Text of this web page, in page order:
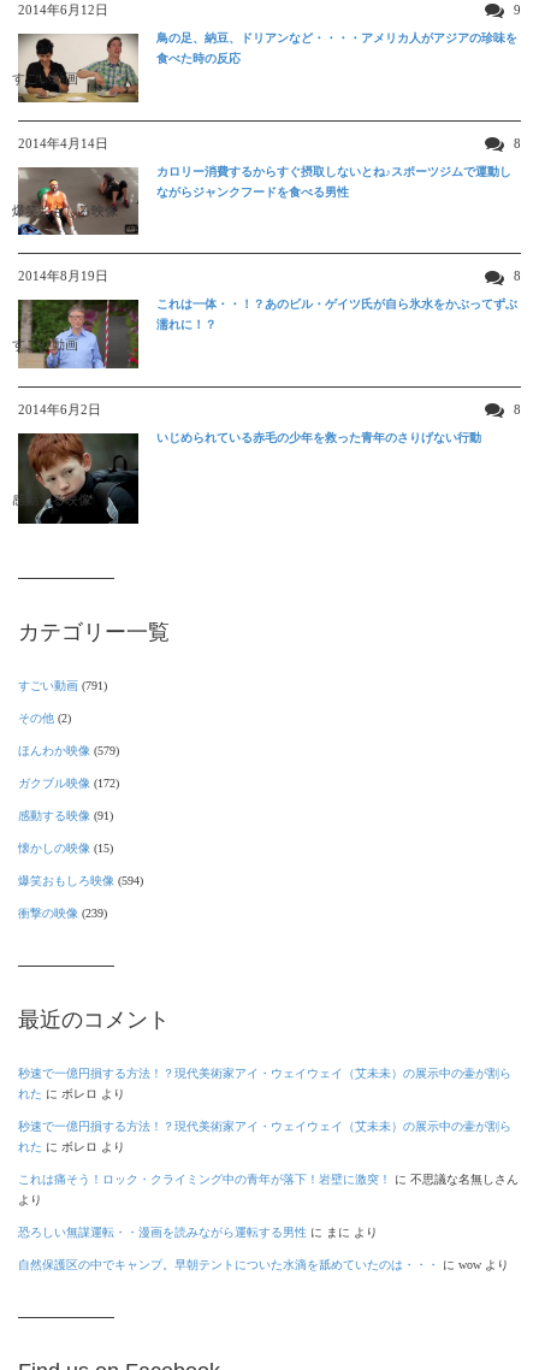
2014年6月12日 9
すごい動画
鳥の足、納豆、ドリアンなど・・・・アメリカ人がアジアの珍味を
食べた時の反応
2014年4月14日 8
爆笑おもしろ映像
カロリー消費するからすぐ摂取しないとね♪スポーツジムで運動し
ながらジャンクフードを食べる男性
2014年8月19日 8
すごい動画
これは一体・・！？あのビル・ゲイツ氏が自ら氷水をかぶってずぶ
濡れに！？
2014年6月2日 8
感動する映像
いじめられている赤毛の少年を救った青年のさりげない行動
カテゴリー一覧
すごい動画 (791)
その他 (2)
ほんわか映像 (579)
ガクブル映像 (172)
感動する映像 (91)
懐かしの映像 (15)
爆笑おもしろ映像 (594)
衝撃の映像 (239)
最近のコメント
秒速で一億円損する方法！？現代美術家アイ・ウェイウェイ（艾未未）の展示中の壷が割ら
れた に ボレロ より
秒速で一億円損する方法！？現代美術家アイ・ウェイウェイ（艾未未）の展示中の壷が割ら
れた に ボレロ より
これは痛そう！ロック・クライミング中の青年が落下！岩壁に激突！ に 不思議な名無しさん
より
恐ろしい無謀運転・・漫画を読みながら運転する男性 に まに より
自然保護区の中でキャンプ。早朝テントについた水滴を舐めていたのは・・・ に wow より